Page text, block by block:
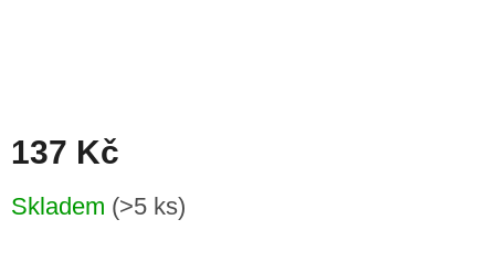
137 Kč
cena:
Skladem (>5 ks)